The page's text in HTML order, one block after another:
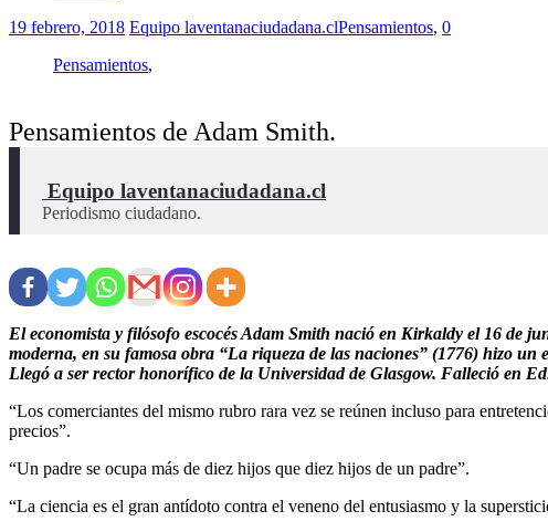
19 febrero, 2018 Equipo laventanaciudadana.clPensamientos, 0
Pensamientos,
Pensamientos de Adam Smith.
Equipo laventanaciudadana.cl
Periodismo ciudadano.
El economista y filósofo escocés Adam Smith nació en Kirkaldy el 16 de
moderna, en su famosa obra “La riqueza de las naciones” (1776) hizo un
Llegó a ser rector honorífico de la Universidad de Glasgow. Falleció en
“Los comerciantes del mismo rubro rara vez se reúnen incluso para
precios”.
“Un padre se ocupa más de diez hijos que diez hijos de un padre”.
“La ciencia es el gran antídoto contra el veneno del entusiasmo y la